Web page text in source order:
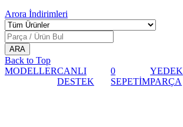
Arora İndirimleri
Back to Top
MODELLERCANLI
DESTEK
0
SEPETİM
YEDEK
PARÇA